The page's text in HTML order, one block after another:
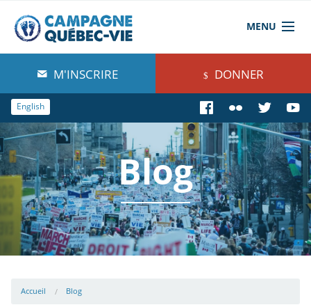
MENU
À propos de nous
Blog
Comprendre
Agir
Boutique
M'INSCRIRE DONNER
English
Blog
Accueil Blog